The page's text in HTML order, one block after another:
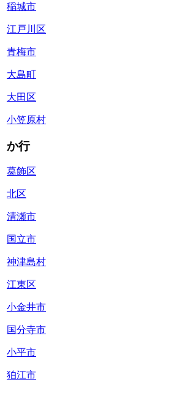
稲城市
江戸川区
青梅市
大島町
大田区
小笠原村
か行
葛飾区
北区
清瀬市
国立市
神津島村
江東区
小金井市
国分寺市
小平市
狛江市